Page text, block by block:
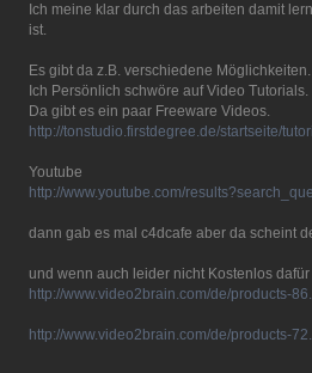
Ich meine klar durch das arbeiten damit
ist.
Es gibt da z.B. verschiedene Möglichkeiten.
Ich Persönlich schwöre auf Video Tutorials.
Da gibt es ein paar Freeware Videos.
http://tonstudio.firstdegree.de/startseite/
Youtube
http://www.youtube.com/
dann gab es mal c4dcafe aber da scheint
und wenn auch leider nicht Kostenlos
http://www.video2brain.com/de/products-
http://www.video2brain.com/de/products-